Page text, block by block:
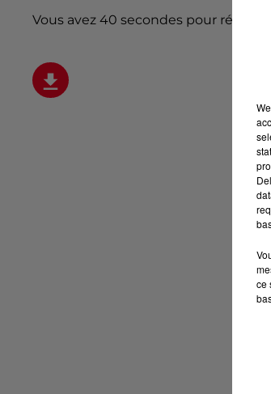
Vous avez 40 secondes pour
ce